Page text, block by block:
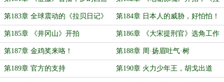
内测 贝日记》上映
第183章 全球震动的《拉贝日记》 第184章 日本人的威胁，好怕怕！
第185章 《井冈山》开拍 第186章 《大宋提刑官》选角工作
第187章 金鸡奖来咯！ 第188章 周·扬眉吐气·树
第189章 官方的支持 第190章 火力少年王，胡戈出道